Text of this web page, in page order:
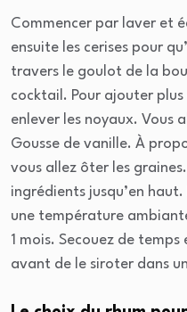
Commencer par laver et
ensuite les cerises pour
travers le goulot de la
cocktail. Pour ajouter
enlever les noyaux. Vous
Gousse de vanille. À
vous allez ôter les
ingrédients jusqu’en
une température
1 mois. Secouez de
avant de le siroter dans